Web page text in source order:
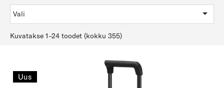
Vali 
Kuvatakse 1–24 toodet (kokku 355)
Uus